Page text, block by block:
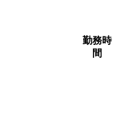
勤務時
間